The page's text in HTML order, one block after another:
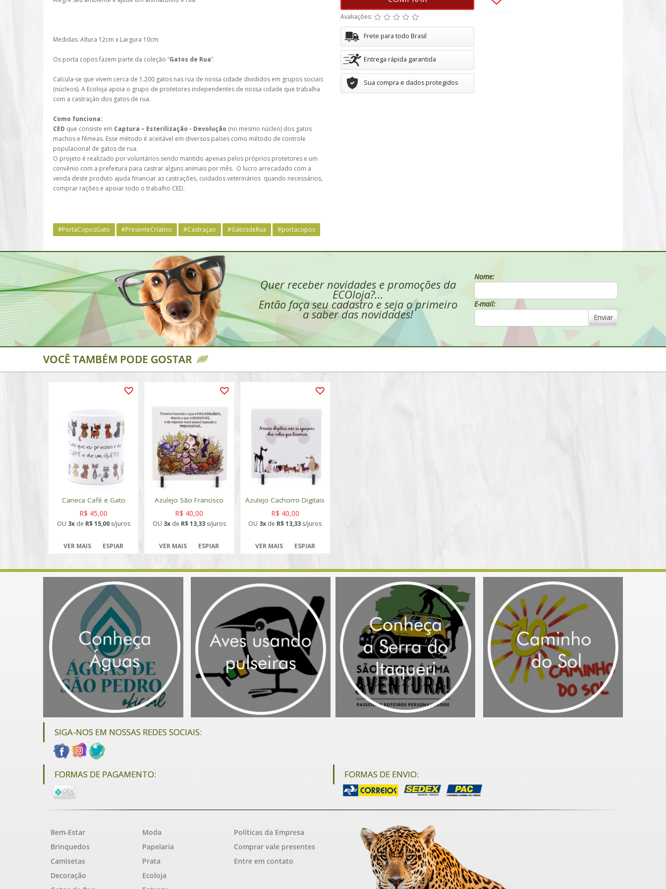
Medidas: Altura 12cm x Largura 10cm
Os porta copos fazem parte da coleção “Gatos de Rua”.
Calcula-se que vivem cerca de 1.200 gatos nas rua de nossa cidade divididos em grupos sociais
(núcleos). A Ecoloja apoia o grupo de protetores independentes de nossa cidade que trabalha
com a castração dos gatos de rua.
Como funciona:
CED que consiste em Captura – Esterilização - Devolução (no mesmo núcleo) dos gatos
machos e fêmeas. Esse método é aceitável em diversos países como método de controle
populacional de gatos de rua.
O projeto é realizado por voluntários sendo mantido apenas pelos próprios protetores e um
convênio com a prefeitura para castrar alguns animais por mês. O lucro arrecadado com a
venda deste produto ajuda financiar as castrações, cuidados veterinários quando necessários,
comprar rações e apoiar todo o trabalho CED.
Avaliações:
Frete para todo Brasil
Entrega rápida garantida
Sua compra e dados protegidos
#PortaCoposGato #PresenteCriativo #Castraçao #GatosdeRua #portacopos
Quer receber novidades e promoções da
ECOloja?...
Então faça seu cadastro e seja o primeiro
a saber das novidades!
Nome:
E-mail:
Enviar
VOCÊ TAMBÉM PODE GOSTAR
Caneca Café e Gato
R$ 45,00
OU 3xde R$ 15,00s/juros
VER MAIS ESPIAR
Azulejo São Francisco
R$ 40,00
OU 3xde R$ 13,33s/juros
VER MAIS ESPIAR
Azulejo Cachorro Digitais
R$ 40,00
OU 3x de R$ 13,33 s/juros
VER MAIS ESPIAR
SIGA-NOS EM NOSSAS REDES SOCIAIS:
FORMAS DE PAGAMENTO: FORMAS DE ENVIO:
Bem-Estar
Brinquedos
Camisetas
Decoração
Moda
Papelaria
Prata
Ecoloja
Políticas da Empresa
Comprar vale presentes
Entre em contato